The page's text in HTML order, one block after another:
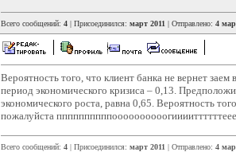
Всего сообщений: 4 | Присоединился: март 2011 | Отправлено: 4
Вероятность того, что клиент банка не вернет
период экономического кризиса – 0,13.
экономического роста, равна 0,65. Вероятность
пожалуйста
Всего сообщений: 4 | Присоединился: март 2011 | Отправлено: 4